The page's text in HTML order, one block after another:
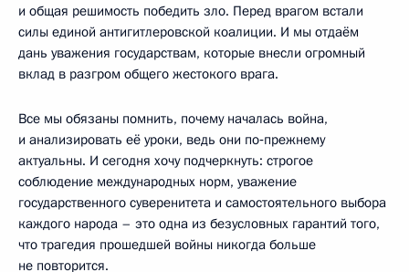
и общая решимость победить зло. Перед врагом встали
силы единой антигитлеровской коалиции. И мы отдаём
дань уважения государствам, которые внесли огромный
вклад в разгром общего жестокого врага.
Все мы обязаны помнить, почему началась война,
и анализировать её уроки, ведь они по‑прежнему
актуальны. И сегодня хочу подчеркнуть: строгое
соблюдение международных норм, уважение
государственного суверенитета и самостоятельного выбора
каждого народа – это одна из безусловных гарантий того,
что трагедия прошедшей войны никогда больше
не повторится.